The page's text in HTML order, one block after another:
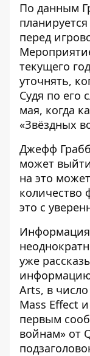
По данным
перед
текущего
уточнять,
Судя по его
мая, когда
«Звёздных
Джефф
может
на это
количество
это с
уже
информацию
Arts, в
Mass Effect
первым
войнам» от